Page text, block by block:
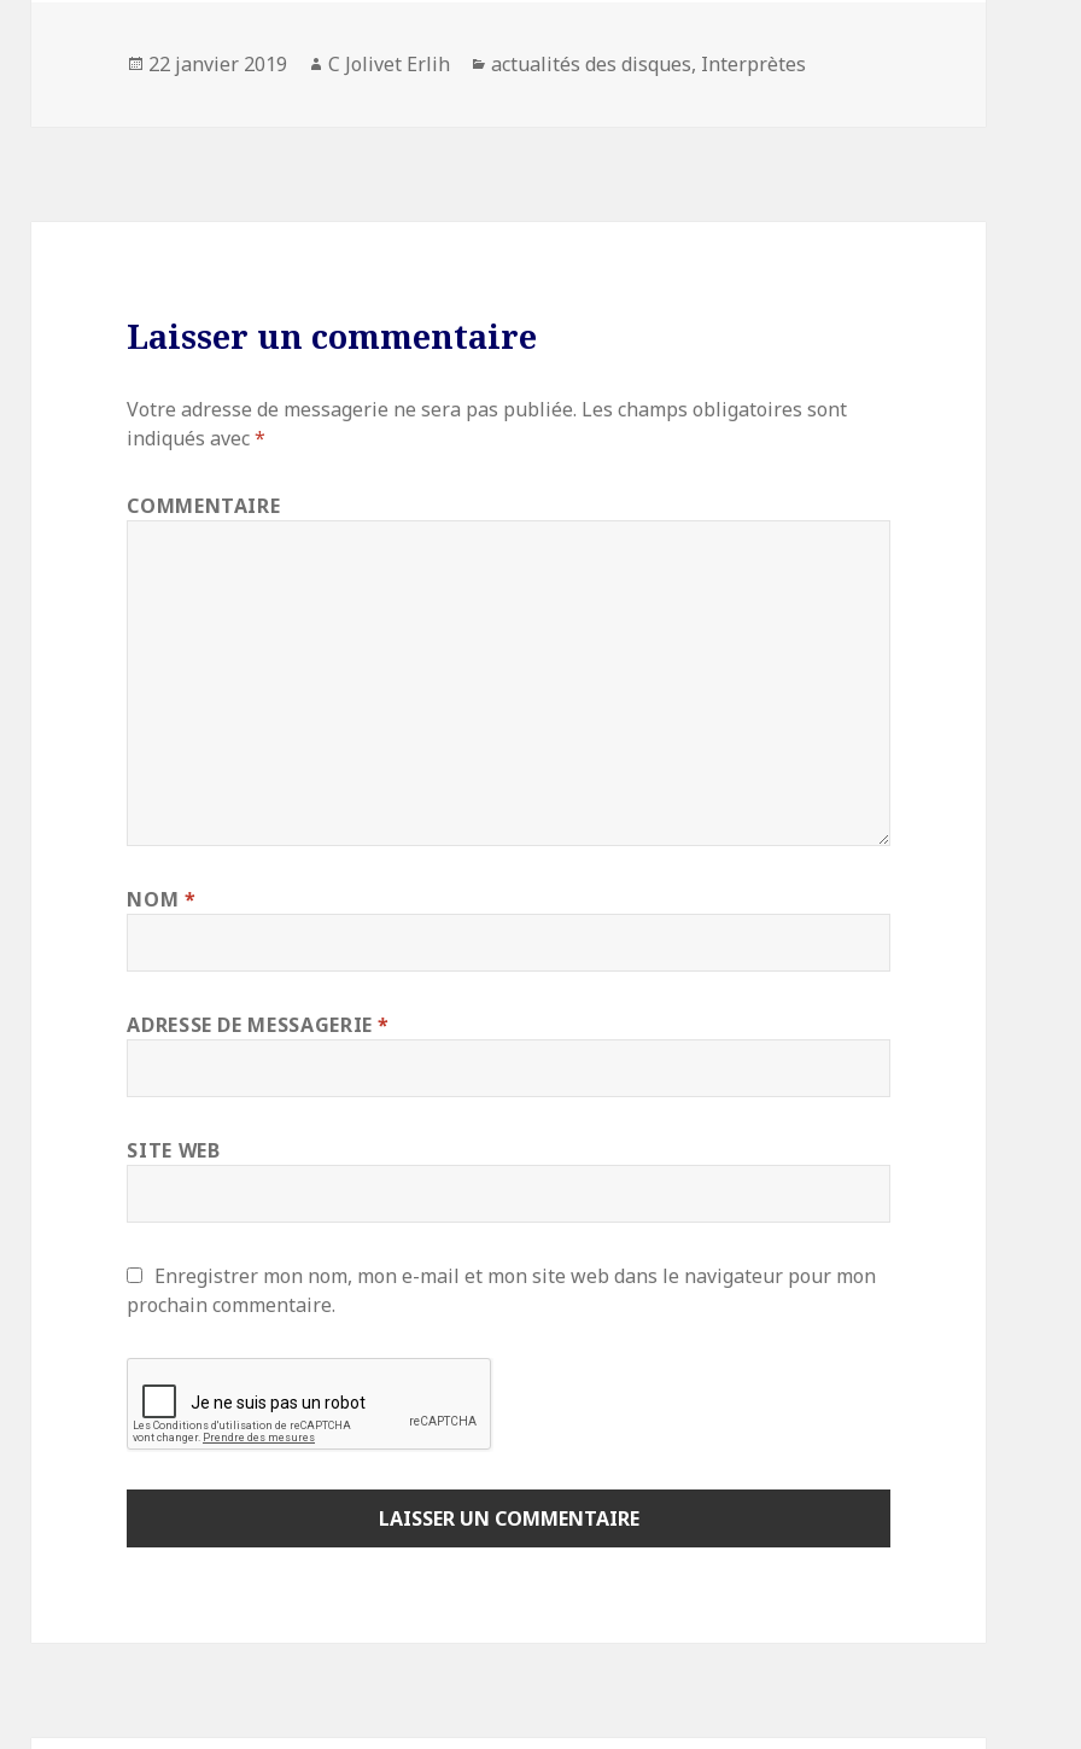
Publié
22 janvier 2019 Auteur
C Jolivet Erlih Catégories
actualités des disques, Interprètes
Laisser un commentaire
Votre adresse de messagerie ne sera pas publiée. Les champs obligatoires sont
indiqués avec*
COMMENTAIRE
NOM *
ADRESSE DE MESSAGERIE*
SITE WEB
Enregistrer mon nom, mon e-mail et mon site web dans le navigateur pour mon
prochain commentaire.